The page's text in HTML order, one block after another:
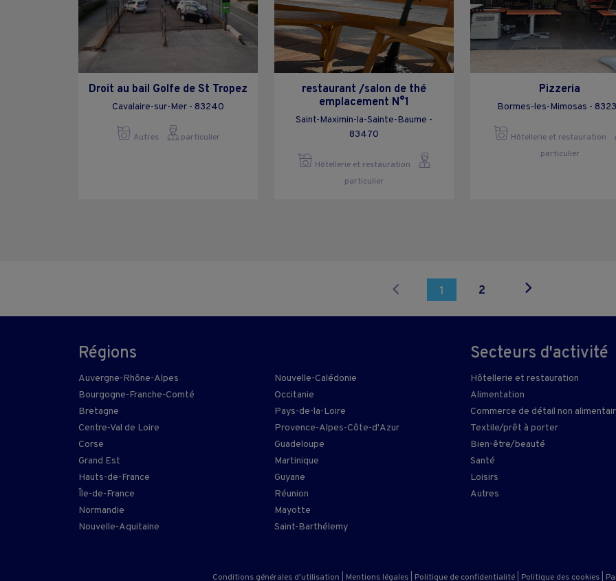
Droit au bail Golfe de St Tropez
Cavalaire-sur-Mer - 83240
Autres particulier
restaurant /salon de thé
emplacement N°1
Saint-Maximin-la-Sainte-Baume -
83470
Hôtellerie et restauration
particulier
Pizzeria
Bormes-les-Mimosas -
Hôtellerie et restauration
particulier
1 2
Régions
Auvergne-Rhône-Alpes
Bourgogne-Franche-Comté
Bretagne
Centre-Val de Loire
Corse
Grand Est
Hauts-de-France
Île-de-France
Normandie
Nouvelle-Aquitaine
Nouvelle-Calédonie
Occitanie
Pays-de-la-Loire
Provence-Alpes-Côte-d'Azur
Guadeloupe
Martinique
Guyane
Réunion
Mayotte
Saint-Barthélemy
Secteurs d'activité
Hôtellerie et restauration
Alimentation
Commerce de détail non
Textile/prêt à porter
Bien-être/beauté
Santé
Loisirs
Autres
Conditions générales d'utilisation Mentions légales Politique de confidentialité Politique des cookies